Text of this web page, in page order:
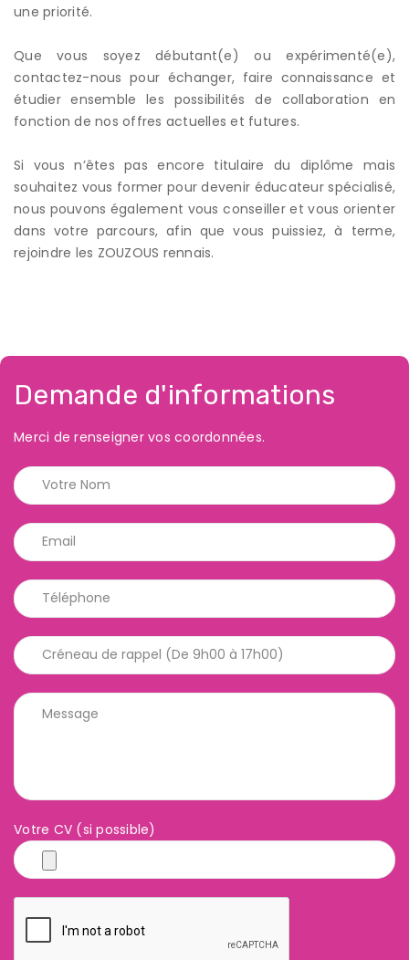
une priorité.
Que vous soyez débutant(e) ou expérimenté(e),
contactez-nous pour échanger, faire connaissance et
étudier ensemble les possibilités de collaboration en
fonction de nos offres actuelles et futures.
Si vous n’êtes pas encore titulaire du diplôme mais
souhaitez vous former pour devenir éducateur spécialisé,
nous pouvons également vous conseiller et vous orienter
dans votre parcours, afin que vous puissiez, à terme,
rejoindre les ZOUZOUS rennais.
Demande d'informations
Merci de renseigner vos coordonnées.
Votre CV (si possible)